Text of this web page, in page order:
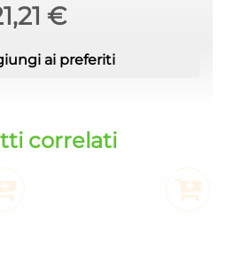
€
ai preferiti
correlati
Aggiungi al Carrello